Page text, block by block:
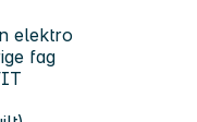
elektro
fag